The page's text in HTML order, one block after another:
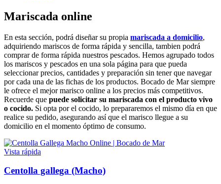
Mariscada online
En esta sección, podrá diseñar su propia mariscada a domicilio,
adquiriendo mariscos de forma rápida y sencilla, tambien podrá
comprar de forma rápida nuestros pescados. Hemos agrupado todos
los mariscos y pescados en una sola página para que pueda
seleccionar precios, cantidades y preparación sin tener que navegar
por cada una de las fichas de los productos. Bocado de Mar siempre
le ofrece el mejor marisco online a los precios más competitivos.
Recuerde que puede solicitar su mariscada con el producto vivo
o cocido. Si opta por el cocido, lo prepararemos el mismo día en que
realice su pedido, asegurando así que el marisco llegue a su
domicilio en el momento óptimo de consumo.
Vista rápida
Centolla gallega (Macho)